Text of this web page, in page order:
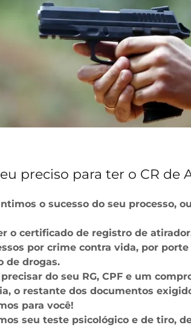
preciso para ter o CR de
o sucesso do seu processo,
o certificado de registro de
por crime contra vida, por
de drogas.
do seu RG, CPF e um
o restante dos documentos
para você!
seu teste psicológico e de tiro,